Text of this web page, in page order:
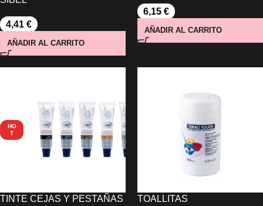
4,41 €
AÑADIR AL CARRITO
6,15 €
AÑADIR AL CARRITO
HO
T
TINTE CEJAS Y PESTAÑAS
TOALLITAS